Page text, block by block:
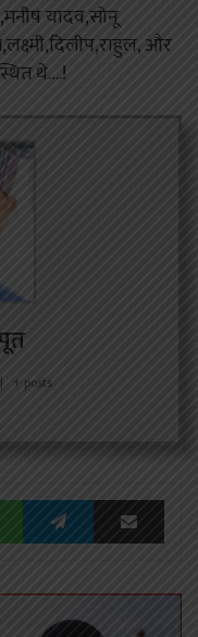
यादव,सोनू
और
थे….!
| + posts
WhatsAppTelegram Share via Email